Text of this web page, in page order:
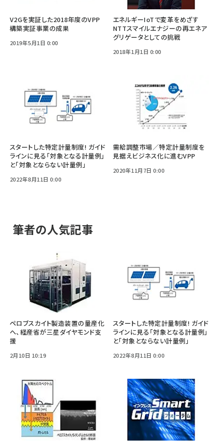
V2Gを実証した2018年度のVPP
構築実証事業の成果
2019年5月1日 0:00
エネルギーIoTで変革をめざす
NTTスマイルエナジーの再エネア
グリゲータとしての挑戦
2018年1月1日 0:00
スタートした特定計量制度! ガイド
ラインに見る「対象となる計量例」
と「対象とならない計量例」
2022年8月11日 0:00
需給調整市場／特定計量制度を
見据えビジネス化に進むVPP
2020年11月7日 0:00
筆者の人気記事
ペロブスカイト製造装置の量産化
へ、経産省が三星ダイヤモンド支
援
2月10日 10:19
スタートした特定計量制度! ガイド
ラインに見る「対象となる計量例」
と「対象とならない計量例」
2022年8月11日 0:00